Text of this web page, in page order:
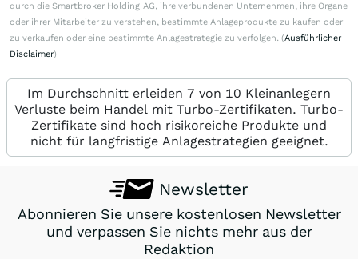
durch die Smartbroker Holding AG, ihre verbundenen Unternehmen, ihre Organe
oder ihrer Mitarbeiter zu verstehen, bestimmte Anlageprodukte zu kaufen oder
zu verkaufen oder eine bestimmte Anlagestrategie zu verfolgen. (Ausführlicher
Disclaimer)
Im Durchschnitt erleiden 7 von 10 Kleinanlegern
Verluste beim Handel mit Turbo-Zertifikaten. Turbo-
Zertifikate sind hoch risikoreiche Produkte und
nicht für langfristige Anlagestrategien geeignet.
Newsletter
Abonnieren Sie unsere kostenlosen Newsletter
und verpassen Sie nichts mehr aus der
Redaktion